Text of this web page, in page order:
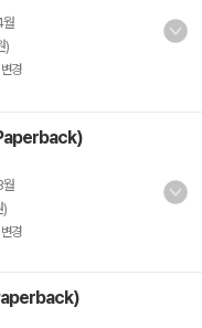
)
변경
)
변경